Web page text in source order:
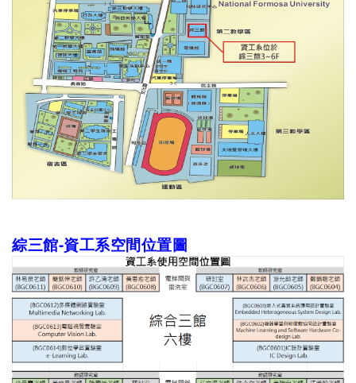
綜三館-資工系空間位置圖